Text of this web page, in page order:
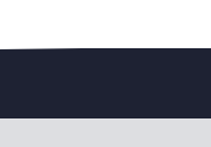
— en steun de vereniging.